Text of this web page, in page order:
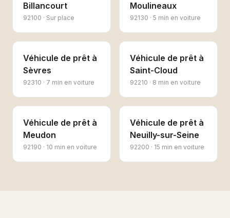
Billancourt
92100 · Sur place
Moulineaux
92130 · 5 min en voiture
Véhicule de prêt à
Sèvres
92310 · 7 min en voiture
Véhicule de prêt à
Saint-Cloud
92210 · 8 min en voiture
Véhicule de prêt à
Meudon
92190 · 10 min en voiture
Véhicule de prêt à
Neuilly-sur-Seine
92200 · 15 min en voiture